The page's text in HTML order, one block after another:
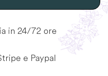
in 24/72 ore
e Paypal